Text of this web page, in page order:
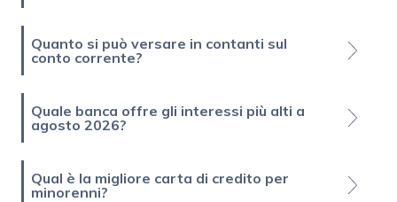
Quanto si può versare in contanti sul
conto corrente?
Quale banca offre gli interessi più alti a
agosto 2026?
Qual è la migliore carta di credito per
minorenni?